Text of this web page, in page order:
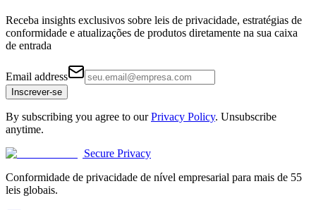
Receba insights exclusivos sobre leis de privacidade, estratégias de
conformidade e atualizações de produtos diretamente na sua caixa
de entrada
Email address
Inscrever-se
By subscribing you agree to our Privacy Policy. Unsubscribe
anytime.
Secure Privacy
Conformidade de privacidade de nível empresarial para mais de 55
leis globais.